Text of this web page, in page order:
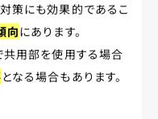
策にも効果的であるこ
向にあります。
共用部を使用する場合
となる場合もあります。